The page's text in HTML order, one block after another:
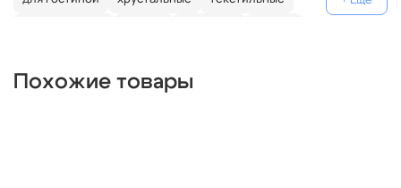
белые
лофт бронзовые
Похожие товары